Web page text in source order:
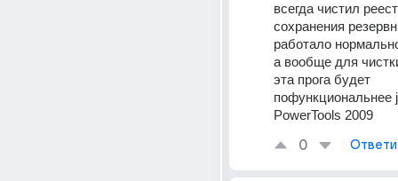
всегда чистил
сохранения
работало
а вообще для
эта прога будет
пофункциональнее
PowerTools 2009
0